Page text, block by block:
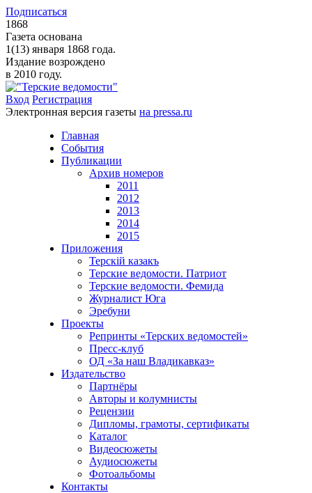
Подписаться
1868
Газета основана
1(13) января 1868 года.
Издание возрождено
в 2010 году.
Вход Регистрация
Электронная версия газеты на pressa.ru
Главная
События
Публикации
Архив номеров
2011
2012
2013
2014
2015
Приложения
Терскiй казакъ
Терские ведомости. Патриот
Терские ведомости. Фемида
Журналист Юга
Эребуни
Проекты
Репринты «Терских ведомостей»
Пресс-клуб
ОД «За наш Владикавказ»
Издательство
Партнёры
Авторы и колумнисты
Рецензии
Дипломы, грамоты, сертификаты
Каталог
Видеосюжеты
Аудиосюжеты
Фотоальбомы
Контакты